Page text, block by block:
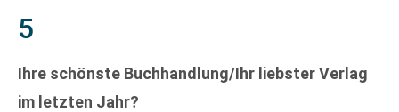
5
Ihre schönste Buchhandlung/Ihr liebster Verlag
im letzten Jahr?